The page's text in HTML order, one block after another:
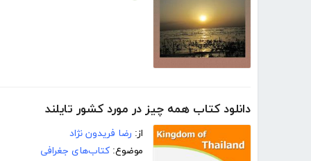
دانلود کتاب همه چیز در مورد کشور تایلند
از: رضا فریدون نژاد
موضوع: کتاب‌های جغرافی